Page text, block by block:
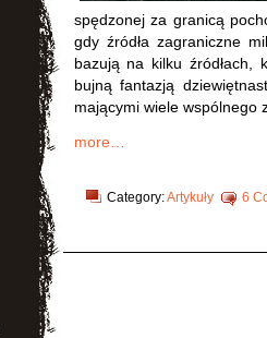
spędzonej za granicą
gdy źródła zagraniczne
bazują na kilku źródłach,
bujną fantazją
mającymi wiele wspólnego
more…
Category:Artykuły 6